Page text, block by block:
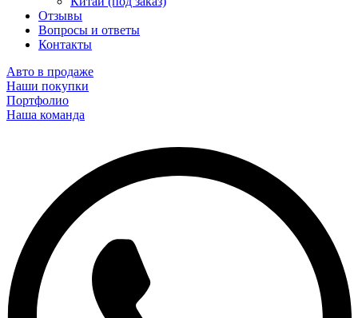
Отзывы
Вопросы и ответы
Контакты
Авто в продаже
Наши покупки
Портфолио
Наша команда